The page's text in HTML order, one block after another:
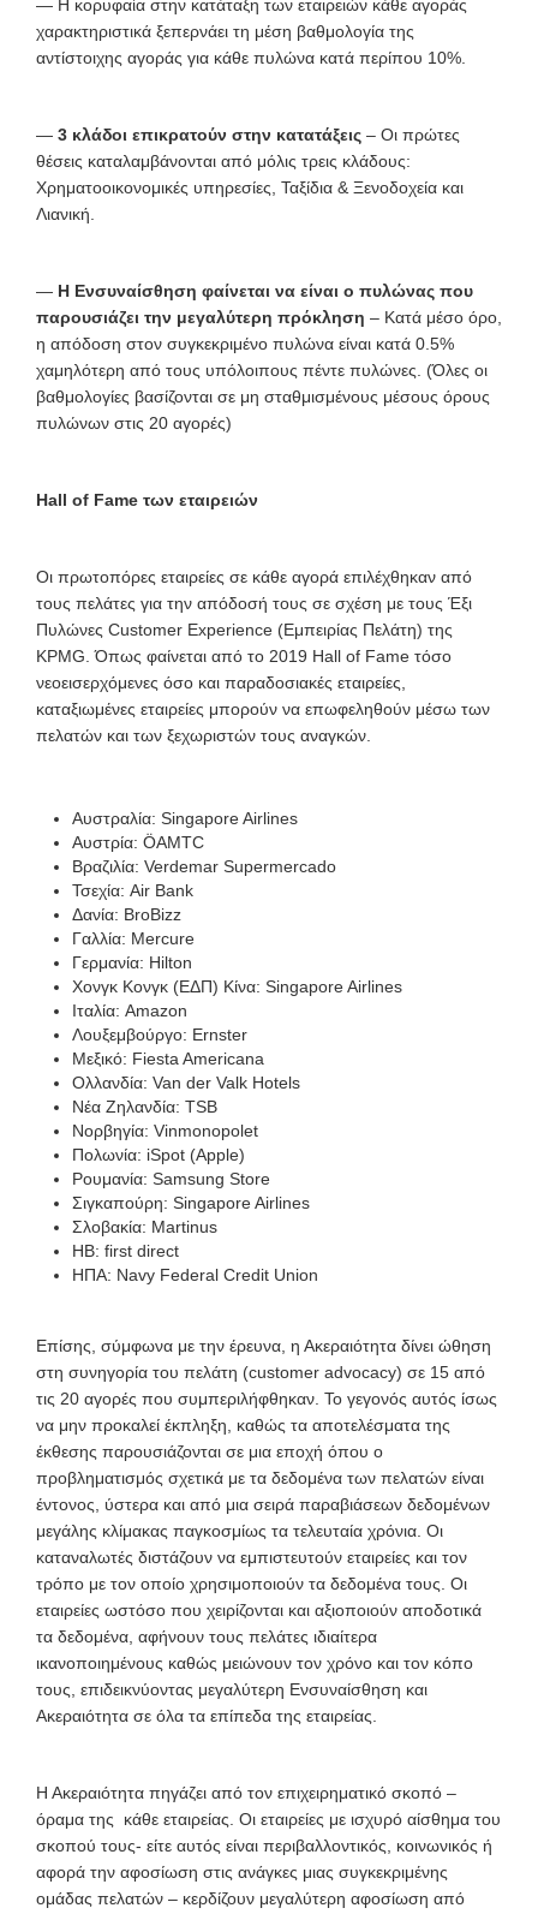
— Η κορυφαία στην κατάταξη των εταιρειών κάθε αγοράς
χαρακτηριστικά ξεπερνάει τη μέση βαθμολογία της
αντίστοιχης αγοράς για κάθε πυλώνα κατά περίπου 10%.
— 3 κλάδοι επικρατούν στην κατατάξεις – Οι πρώτες
θέσεις καταλαμβάνονται από μόλις τρεις κλάδους:
Χρηματοοικονομικές υπηρεσίες, Ταξίδια & Ξενοδοχεία και
Λιανική.
— Η Eνσυναίσθηση φαίνεται να είναι ο πυλώνας που
παρουσιάζει την μεγαλύτερη πρόκληση – Κατά μέσο όρο,
η απόδοση στον συγκεκριμένο πυλώνα είναι κατά 0.5%
χαμηλότερη από τους υπόλοιπους πέντε πυλώνες. (Όλες οι
βαθμολογίες βασίζονται σε μη σταθμισμένους μέσους όρους
πυλώνων στις 20 αγορές)
Hall of Fame των εταιρειών
Οι πρωτοπόρες εταιρείες σε κάθε αγορά επιλέχθηκαν από
τους πελάτες για την απόδοσή τους σε σχέση με τους Έξι
Πυλώνες Customer Experience (Εμπειρίας Πελάτη) της
KPMG. Όπως φαίνεται από το 2019 Hall of Fame τόσο
νεοεισερχόμενες όσο και παραδοσιακές εταιρείες,
καταξιωμένες εταιρείες μπορούν να επωφεληθούν μέσω των
πελατών και των ξεχωριστών τους αναγκών.
Αυστραλία: Singapore Airlines
Αυστρία: ÖAMTC
Βραζιλία: Verdemar Supermercado
Τσεχία: Air Bank
Δανία: BroBizz
Γαλλία: Mercure
Γερμανία: Hilton
Χονγκ Κονγκ (ΕΔΠ) Κίνα: Singapore Airlines
Ιταλία: Amazon
Λουξεμβούργο: Ernster
Μεξικό: Fiesta Americana
Ολλανδία: Van der Valk Hotels
Νέα Ζηλανδία: TSB
Νορβηγία: Vinmonopolet
Πολωνία: iSpot (Apple)
Ρουμανία: Samsung Store
Σιγκαπούρη: Singapore Airlines
Σλοβακία: Martinus
ΗΒ: first direct
ΗΠΑ: Navy Federal Credit Union
Επίσης, σύμφωνα με την έρευνα, η Ακεραιότητα δίνει ώθηση
στη συνηγορία του πελάτη (customer advocacy) σε 15 από
τις 20 αγορές που συμπεριλήφθηκαν. Το γεγονός αυτός ίσως
να μην προκαλεί έκπληξη, καθώς τα αποτελέσματα της
έκθεσης παρουσιάζονται σε μια εποχή όπου ο
προβληματισμός σχετικά με τα δεδομένα των πελατών είναι
έντονος, ύστερα και από μια σειρά παραβιάσεων δεδομένων
μεγάλης κλίμακας παγκοσμίως τα τελευταία χρόνια. Οι
καταναλωτές διστάζουν να εμπιστευτούν εταιρείες και τον
τρόπο με τον οποίο χρησιμοποιούν τα δεδομένα τους. Οι
εταιρείες ωστόσο που χειρίζονται και αξιοποιούν αποδοτικά
τα δεδομένα, αφήνουν τους πελάτες ιδιαίτερα
ικανοποιημένους καθώς μειώνουν τον χρόνο και τον κόπο
τους, επιδεικνύοντας μεγαλύτερη Ενσυναίσθηση και
Ακεραιότητα σε όλα τα επίπεδα της εταιρείας.
Η Ακεραιότητα πηγάζει από τον επιχειρηματικό σκοπό –
όραμα της κάθε εταιρείας. Οι εταιρείες με ισχυρό αίσθημα του
σκοπού τους- είτε αυτός είναι περιβαλλοντικός, κοινωνικός ή
αφορά την αφοσίωση στις ανάγκες μιας συγκεκριμένης
ομάδας πελατών – κερδίζουν μεγαλύτερη αφοσίωση από